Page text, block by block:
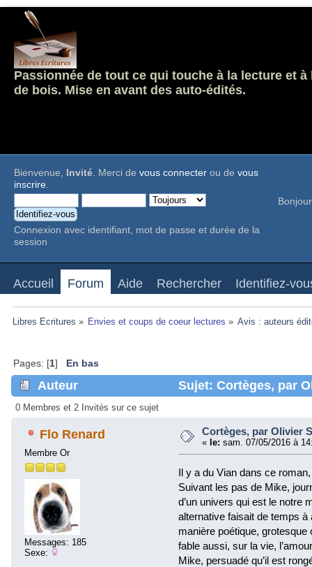
Passionnée de tout ce qui touche à la lecture et
de bois. Mise en avant des auto-édités.
Bienvenue, Invité. Merci de vous connecter ou de vous
inscrire.
Connexion avec identifiant, mot de passe et durée de la
session
Accueil Forum Aide Rechercher Identifiez-
Libres Ecritures » Envies et coups de coeur lectures » Avis : auteurs
Pages: [1] En bas
Auteur Sujet: Cortèges, par
0 Membres et 2 Invités sur ce sujet
Flo Renard
Membre Or
Messages: 185
Sexe:
Cortèges, par Olivier
« le: sam. 07/05/2016 à
Il y a du Vian dans ce
Suivant les pas de Mike,
d’un univers qui est le notre
alternative faisait de temps
manière poétique, grotesque
fable aussi, sur la vie,
Mike, persuadé qu’il est